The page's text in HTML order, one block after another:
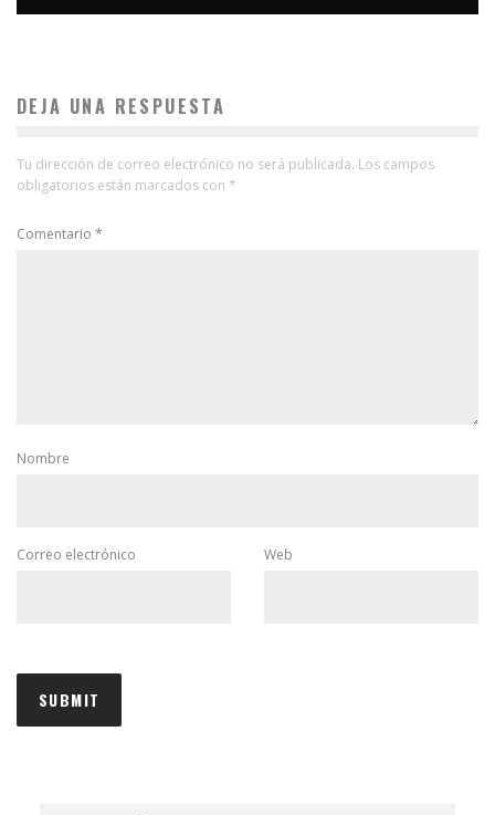
DEJA UNA RESPUESTA
Tu dirección de correo electrónico no será publicada. Los campos
obligatorios están marcados con *
Comentario *
Nombre
Correo electrónico Web